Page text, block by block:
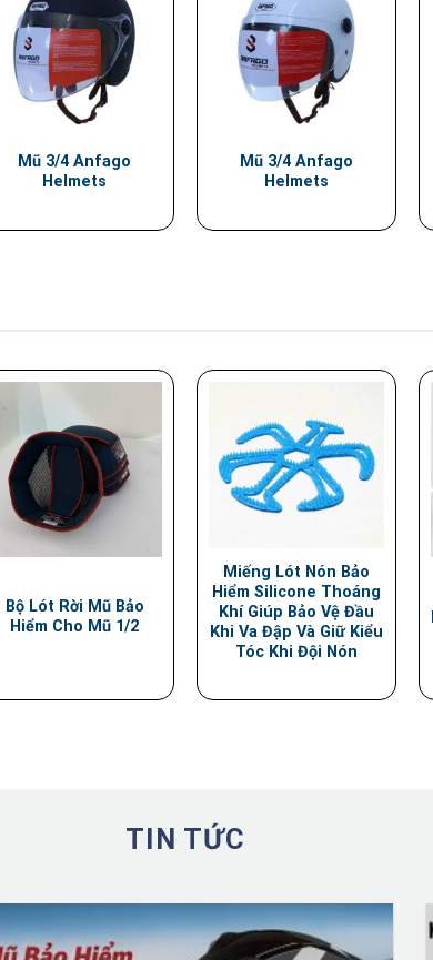
Mũ 3/4 Anfago
Helmets
Mũ 3/4 Anfago
Helmets
Bộ Lót Rời Mũ Bảo
Hiểm Cho Mũ 1/2
Miếng Lót Nón Bảo
Hiểm Silicone Thoáng
Khí Giúp Bảo Vệ Đầu
Khi Va Đập Và Giữ Kiểu
Tóc Khi Đội Nón
TIN TỨC